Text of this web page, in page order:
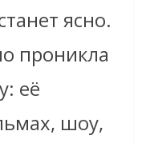
ясно.
проникла
её
шоу,